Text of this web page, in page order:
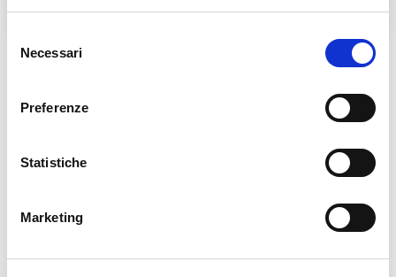
delNecessari
Preferenze
Statistiche
Marketing
LAMPADE DELL'AGORA'
Links in evidenza